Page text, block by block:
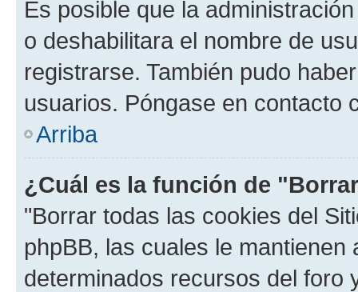
Es posible que la
o deshabilitara el nombre de
registrarse. También pudo
usuarios. Póngase en contacto
Arriba
¿Cuál es la función de
"Borrar todas las cookies del
phpBB, las cuales le
determinados recursos del foro